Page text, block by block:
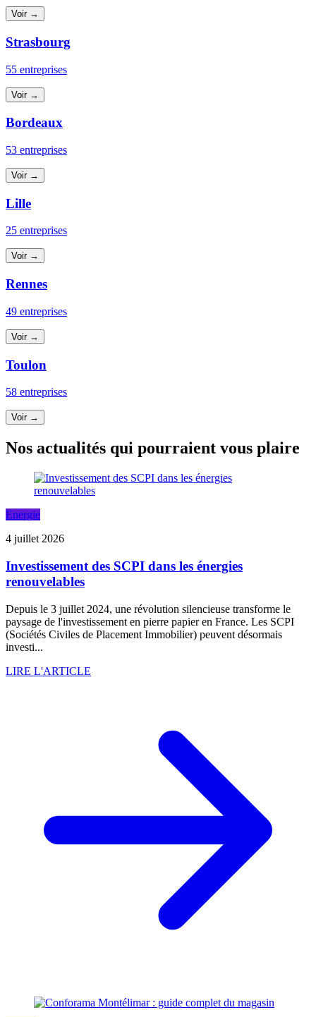
Voir →
Strasbourg
55 entreprises
Voir →
Bordeaux
53 entreprises
Voir →
Lille
25 entreprises
Voir →
Rennes
49 entreprises
Voir →
Toulon
58 entreprises
Voir →
Nos actualités qui pourraient vous plaire
Energie
4 juillet 2026
Investissement des SCPI dans les énergies
renouvelables
Depuis le 3 juillet 2024, une révolution silencieuse transforme le
paysage de l'investissement en pierre papier en France. Les SCPI
(Sociétés Civiles de Placement Immobilier) peuvent désormais
investi...
LIRE L'ARTICLE